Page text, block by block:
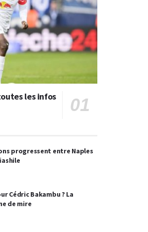
les infos
progressent entre Naples
Cédric Bakambu ? La
de mire